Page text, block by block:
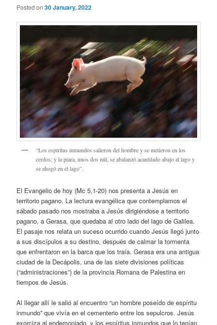
Posted on30 January, 2022
“Los espíritus inmundos salieron del hombre y se metieron en los
cerdos; y la piara, unos dos mil, se abalanzó acantilado abajo al lago y
se ahogó en el lago”.
El Evangelio de hoy (Mc 5,1-20) nos presenta a Jesús en
territorio pagano. La lectura evangélica que contemplamos el
sábado pasado nos mostraba a Jesús dirigiéndose a territorio
pagano, a Gerasa, que quedaba al otro lado del lago de Galilea.
El pasaje nos relata un suceso ocurrido cuando Jesús llegó junto
a sus discípulos a su destino, después de calmar la tormenta
que enfrentaron en la barca que los traía. Gerasa era una antigua
ciudad de la Decápolis, una de las siete divisiones políticas
(“administraciones”) de la provincia Romana de Palestina en
tiempos de Jesús.
Al llegar allí le salió al encuentro “un hombre poseído de espíritu
inmundo” que vivía en el cementerio entre los sepulcros. Jesús
exorciza al endemoniado, y los espíritus inmundos que lo tenían